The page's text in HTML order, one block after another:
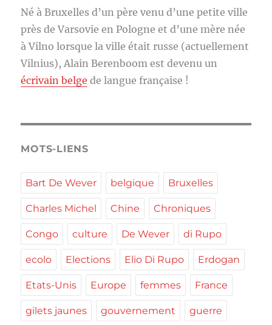
Né à Bruxelles d’un père venu d’une petite ville
près de Varsovie en Pologne et d’une mère née
à Vilno lorsque la ville était russe (actuellement
Vilnius), Alain Berenboom est devenu un
écrivain belge de langue française !
MOTS-LIENS
Bart De Wever belgique Bruxelles
Charles Michel Chine Chroniques
Congo culture De Wever di Rupo
ecolo Elections Elio Di Rupo Erdogan
Etats-Unis Europe femmes France
gilets jaunes gouvernement guerre